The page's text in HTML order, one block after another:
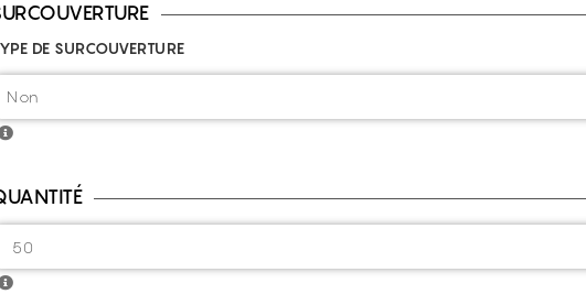
DE SURCOUVERTURE